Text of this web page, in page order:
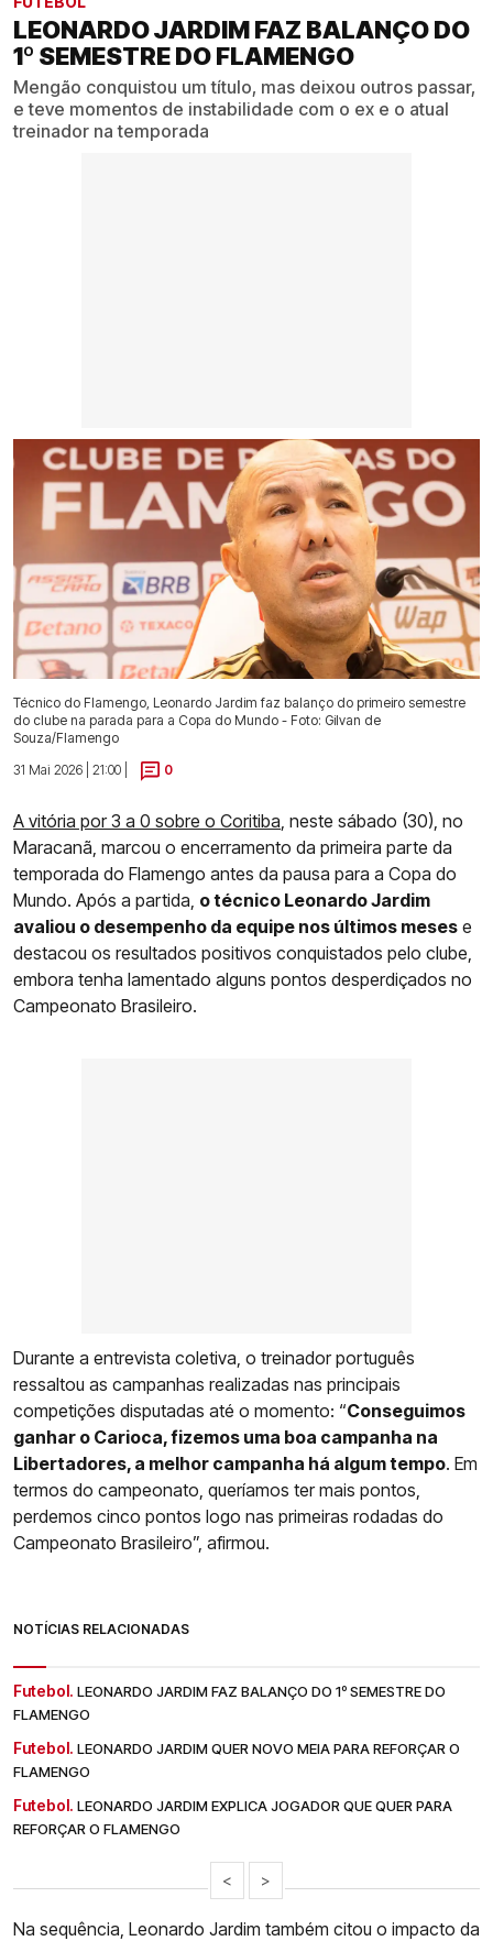
LEONARDO JARDIM FAZ BALANÇO DO
1º SEMESTRE DO FLAMENGO
Mengão conquistou um título, mas deixou outros passar,
e teve momentos de instabilidade com o ex e o atual
treinador na temporada
Técnico do Flamengo, Leonardo Jardim faz balanço do primeiro semestre
do clube na parada para a Copa do Mundo - Foto: Gilvan de
Souza/Flamengo
31 Mai 2026 | 21:00 |
0
A vitória por 3 a 0 sobre o Coritiba , neste sábado (30), no
Maracanã, marcou o encerramento da primeira parte da
temporada do Flamengo antes da pausa para a Copa do
Mundo. Após a partida, o técnico Leonardo Jardim
avaliou o desempenho da equipe nos últimos meses e
destacou os resultados positivos conquistados pelo clube,
embora tenha lamentado alguns pontos desperdiçados no
Campeonato Brasileiro.
Durante a entrevista coletiva, o treinador português
ressaltou as campanhas realizadas nas principais
competições disputadas até o momento: “Conseguimos
ganhar o Carioca, fizemos uma boa campanha na
Libertadores, a melhor campanha há algum tempo. Em
termos do campeonato, queríamos ter mais pontos,
perdemos cinco pontos logo nas primeiras rodadas do
Campeonato Brasileiro”, afirmou.
NOTÍCIAS RELACIONADAS
Futebol. LEONARDO JARDIM FAZ BALANÇO DO 1º SEMESTRE DO
FLAMENGO
Futebol. LEONARDO JARDIM QUER NOVO MEIA PARA REFORÇAR O
FLAMENGO
Futebol. LEONARDO JARDIM EXPLICA JOGADOR QUE QUER PARA
REFORÇAR O FLAMENGO
< >
Na sequência, Leonardo Jardim também citou o impacto da